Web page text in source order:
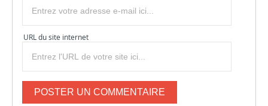
URL du site internet